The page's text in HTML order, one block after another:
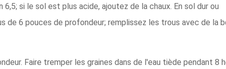
si le sol est plus acide, ajoutez de la chaux. En sol dur ou
de 6 pouces de profondeur; remplissez les trous avec de la
Faire tremper les graines dans de l'eau tiède pendant 8